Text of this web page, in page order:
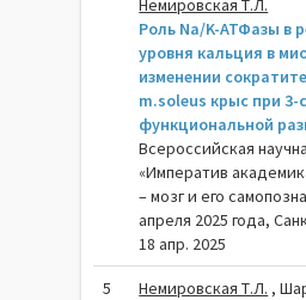
Немировская Т.Л.
Роль Na/K-АТФазы в
уровня кальция в
изменении
m.soleus крыс при 3-
функциональной
Всероссийская
«Императив
– мозг и его
апреля 2025 года,
18 апр. 2025
5 Немировская Т.Л. ,